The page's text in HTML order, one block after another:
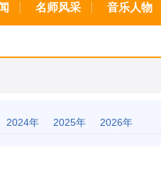
名师风采 音乐人物
2024年 2025年 2026年